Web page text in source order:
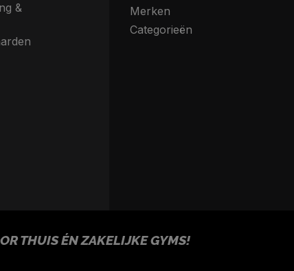
&
Merken
Categorieën
THUIS ÉN ZAKELIJKE GYMS!